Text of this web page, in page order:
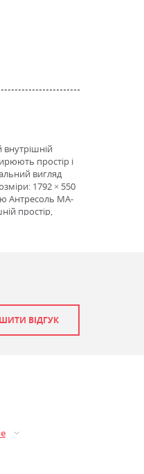
простір і
вигляд
1792 × 550
Антресоль MA-
простір,
MA-
ВІДГУК